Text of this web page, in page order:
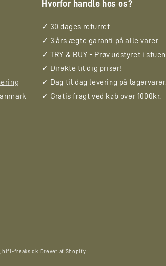
Hvorfor handle hos os?
✓ 30 dages returret
✓ 3 års ægte garanti på alle varer
✓ TRY & BUY - Prøv udstyret i
✓ Direkte til dig priser!
✓ Dag til dag levering på lagervarer.
✓ Gratis fragt ved køb over 1000kr.
hifi-freaks.dk Drevet af Shopify